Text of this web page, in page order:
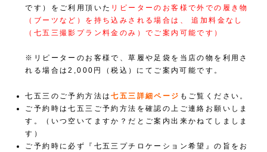
です）をご利用頂いた リピーターのお客様で外での履き物
（ブーツなど）を持ち込みされる場合は、
追加料金なし
（七五三撮影プラン料金のみ）でご案内可能です）
※リピーターのお客様で、草履や足袋を当店の物を利用さ
れる場合は2,000円（税込）にてご案内可能です。
七五三のご予約方法は七五三詳細ページ もご覧ください。
ご予約時は七五三ご予約方法を確認の上ご連絡お願いしま
す。（いつ空いてますか？だとご案内出来かねてしましま
す）
ご予約時に必ず『七五三プチロケーション希望』の旨をお